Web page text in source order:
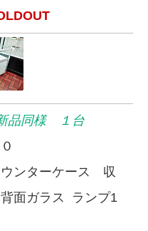
品同様 １台
ンターケース 収
ガラス ランプ1